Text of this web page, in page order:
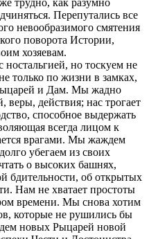
Перепутались все
невообразимого смятения
поворота Истории,
хозяевам.
но тоскуем не
только по жизни в замках,
и Дам. Мы жадно
действия; нас трогает
способное выдержать
всегда лицом к
врагами. Мы жаждем
убегаем из своих
о высоких башнях,
бдительности, об открытых
Нам не хватает простоты
времени. Мы снова хотим
которые не рушились бы
новых Рыцарей новой